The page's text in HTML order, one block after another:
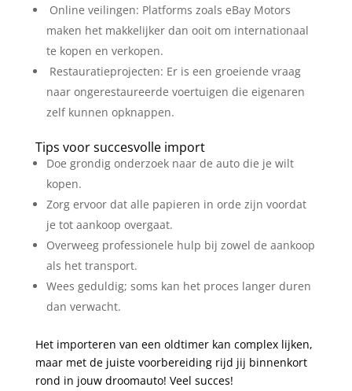
Online veilingen: Platforms zoals eBay Motors
maken het makkelijker dan ooit om internationaal
te kopen en verkopen.
Restauratieprojecten: Er is een groeiende vraag
naar ongerestaureerde voertuigen die eigenaren
zelf kunnen opknappen.
Tips voor succesvolle import
Doe grondig onderzoek naar de auto die je wilt
kopen.
Zorg ervoor dat alle papieren in orde zijn voordat
je tot aankoop overgaat.
Overweeg professionele hulp bij zowel de aankoop
als het transport.
Wees geduldig; soms kan het proces langer duren
dan verwacht.
Het importeren van een oldtimer kan complex lijken,
maar met de juiste voorbereiding rijd jij binnenkort
rond in jouw droomauto! Veel succes!